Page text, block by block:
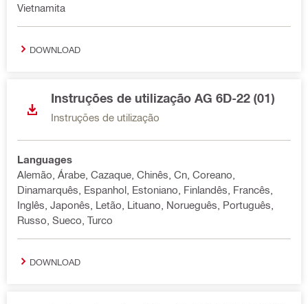
Vietnamita
DOWNLOAD
Instruções de utilização AG 6D-22 (01)
Instruções de utilização
Languages
Alemão, Árabe, Cazaque, Chinês, Cn, Coreano,
Dinamarquês, Espanhol, Estoniano, Finlandês, Francês,
Inglês, Japonês, Letão, Lituano, Norueguês, Português,
Russo, Sueco, Turco
DOWNLOAD